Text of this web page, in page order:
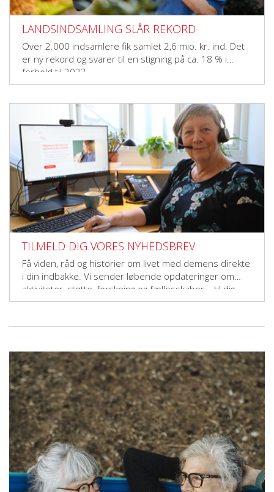
LANDSINDSAMLING SLÅR REKORD
Over 2.000 indsamlere fik samlet 2,6 mio. kr. ind. Det
er ny rekord og svarer til en stigning på ca. 18 % i
forhold til 2023.
TILMELD DIG VORES NYHEDSBREV
Få viden, råd og historier om livet med demens direkte
i din indbakke. Vi sender løbende opdateringer om
aktiviteter, støtte, forskning og fællesskaber – til dig,
der vil gøre en forskel.